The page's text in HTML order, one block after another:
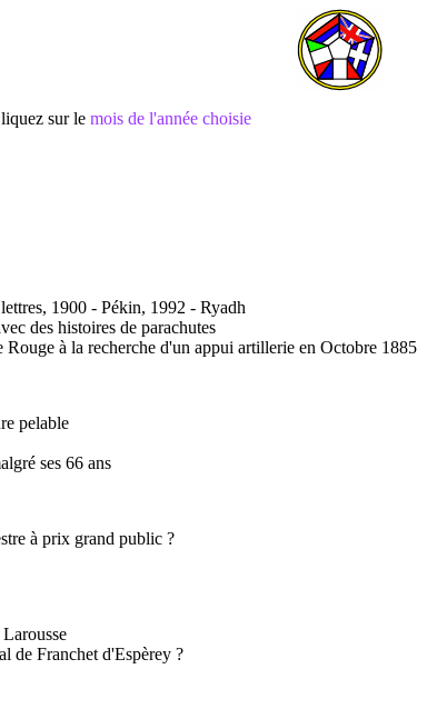
sur le mois de l'année choisie
1900 - Pékin, 1992 - Ryadh
des histoires de parachutes
à la recherche d'un appui artillerie en Octobre 1885
pelable
ses 66 ans
à prix grand public ?
de Franchet d'Espèrey ?